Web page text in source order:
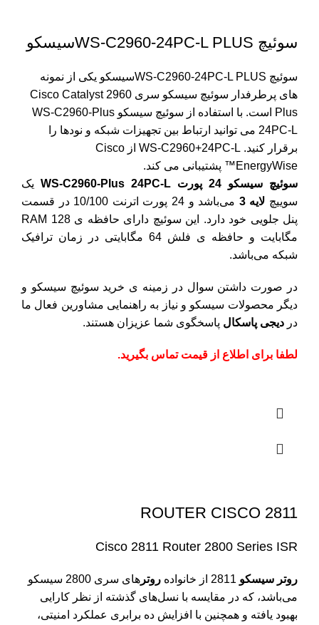
سوئیچ WS-C2960-24PC-L PLUSسیسکو
سوئیچ WS-C2960-24PC-L PLUSسیسکو یکی از نمونه
های پرطرفدار سوئیچ سیسکو سری Cisco Catalyst 2960
Plus است. با استفاده از سوئیچ سیسکو WS-C2960-Plus
24PC-L می توانید ارتباط بین تجهیزات شبکه و نودها را
برقرار کنید. WS-C2960+24PC-L از Cisco
EnergyWise™ پشتیبانی می کند.
سوئیچ سیسکو 24 پورت WS-C2960-Plus 24PC-L
یک
سوییچ لایه 3
می‌باشد و 24 پورت اترنت 10/100 در قسمت
پنل جلویی خود دارد. این سوئیچ دارای حافظه ی RAM 128
مگابایت و حافظه ی فلش 64 مگابایتی در زمان ترافیک
شبکه می‌باشد.
در صورت داشتن سوال در زمینه ی خرید سوئیچ سیسکو و
دیگر محصولات سیسکو و نیاز به راهنمایی مشاورین فعال ما
در دیجی پاسکال پاسخگوی شما عزیزان هستند.
لطفا برای اطلاع از قیمت تماس بگیرید.
ROUTER CISCO 2811
Cisco 2811 Router 2800 Series ISR
روتر سیسکو روتر
های سری 2800 سیسکو
می‌باشد، که در مقایسه با نسل‌های گذشته از نظر کارایی
بهبود یافته و همچنین با افزایش ده برابری عملکرد امنیتی،